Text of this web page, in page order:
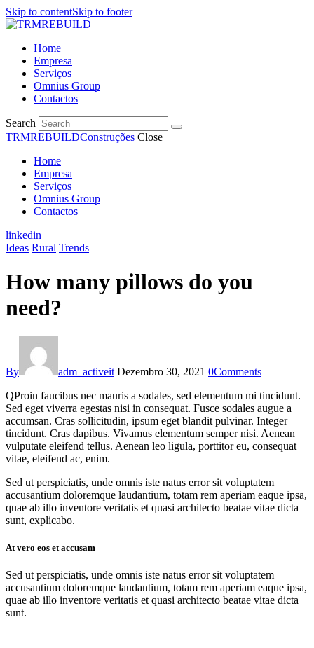
Skip to contentSkip to footer
Home
Empresa
Serviços
Omnius Group
Contactos
Search
TRMREBUILDConstruções Close
Home
Empresa
Serviços
Omnius Group
Contactos
linkedin
Ideas Rural Trends
How many pillows do you
need?
By adm_activeit Dezembro 30, 2021 0Comments
QProin faucibus nec mauris a sodales, sed elementum mi tincidunt.
Sed eget viverra egestas nisi in consequat. Fusce sodales augue a
accumsan. Cras sollicitudin, ipsum eget blandit pulvinar. Integer
tincidunt. Cras dapibus. Vivamus elementum semper nisi. Aenean
vulputate eleifend tellus. Aenean leo ligula, porttitor eu, consequat
vitae, eleifend ac, enim.
Sed ut perspiciatis, unde omnis iste natus error sit voluptatem
accusantium doloremque laudantium, totam rem aperiam eaque ipsa,
quae ab illo inventore veritatis et quasi architecto beatae vitae dicta
sunt, explicabo.
At vero eos et accusam
Sed ut perspiciatis, unde omnis iste natus error sit voluptatem
accusantium doloremque laudantium, totam rem aperiam eaque ipsa,
quae ab illo inventore veritatis et quasi architecto beatae vitae dicta
sunt.